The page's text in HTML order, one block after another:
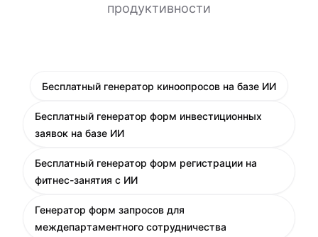
продуктивности
Бесплатный генератор киноопросов на базе ИИ
Бесплатный генератор форм инвестиционных
заявок на базе ИИ
Бесплатный генератор форм регистрации на
фитнес-занятия с ИИ
Генератор форм запросов для
междепартаментного сотрудничества